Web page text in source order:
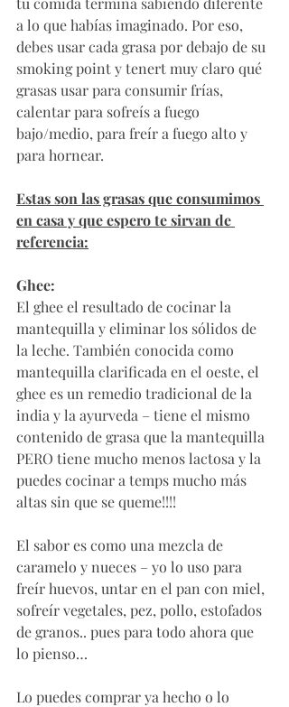
a lo que habías imaginado. Por eso,
debes usar cada grasa por debajo de su
smoking point y tenert muy claro qué
grasas usar para consumir frías,
calentar para sofreís a fuego
bajo/medio, para freír a fuego alto y
para hornear.
Estas son las grasas que consumimos
en casa y que espero te sirvan de
referencia:
Ghee:
El ghee el resultado de cocinar la
mantequilla y eliminar los sólidos de
la leche. También conocida como
mantequilla clarificada en el oeste, el
ghee es un remedio tradicional de la
india y la ayurveda – tiene el mismo
contenido de grasa que la mantequilla
PERO tiene mucho menos lactosa y la
puedes cocinar a temps mucho más
altas sin que se queme!!!!
El sabor es como una mezcla de
caramelo y nueces – yo lo uso para
freír huevos, untar en el pan con miel,
sofreír vegetales, pez, pollo, estofados
de granos.. pues para todo ahora que
lo pienso…
Lo puedes comprar ya hecho o lo